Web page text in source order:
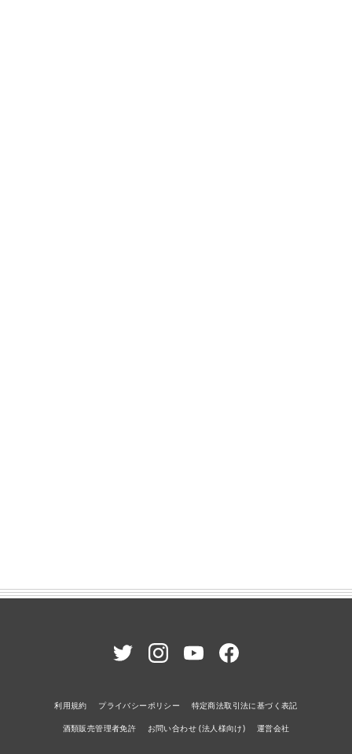
利用規約 プライバシーポリシー 特定商法取引法に基づく表記
酒類販売管理者免許 お問い合わせ (法人様向け) 運営会社